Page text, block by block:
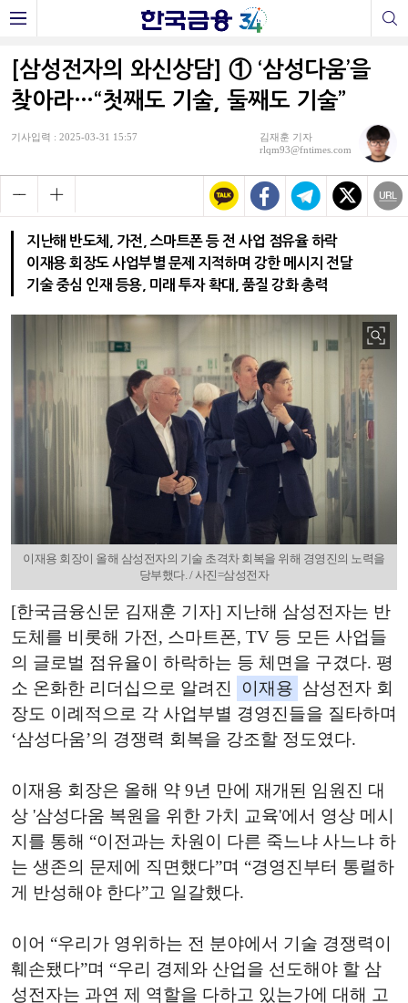
[삼성전자의 와신상담] ① ‘삼성다움’을
찾아라…“첫째도 기술, 둘째도 기술”
기사입력 : 2025-03-31 15:57
김재훈 기자
rlqm93@fntimes.com
지난해 반도체, 가전, 스마트폰 등 전 사업 점유율 하락
이재용 회장도 사업부별 문제 지적하며 강한 메시지 전달
기술 중심 인재 등용, 미래 투자 확대, 품질 강화 총력
이재용 회장이 올해 삼성전자의 기술 초격차 회복을 위해 경영진의 노력을
당부했다. / 사진=삼성전자
[한국금융신문 김재훈 기자] 지난해 삼성전자는 반
도체를 비롯해 가전, 스마트폰, TV 등 모든 사업들
의 글로벌 점유율이 하락하는 등 체면을 구겼다. 평
소 온화한 리더십으로 알려진
이재용 삼성전자 회
장도 이례적으로 각 사업부별 경영진들을 질타하며
‘삼성다움’의 경쟁력 회복을 강조할 정도였다.
이재용 회장은 올해 약 9년 만에 재개된 임원진 대
상 '삼성다움 복원을 위한 가치 교육'에서 영상 메시
지를 통해 “이전과는 차원이 다른 죽느냐 사느냐 하
는 생존의 문제에 직면했다”며 “경영진부터 통렬하
게 반성해야 한다”고 일갈했다.
이어 “우리가 영위하는 전 분야에서 기술 경쟁력이
훼손됐다”며 “우리 경제와 산업을 선도해야 할 삼
성전자는 과연 제 역할을 다하고 있는가에 대해 고